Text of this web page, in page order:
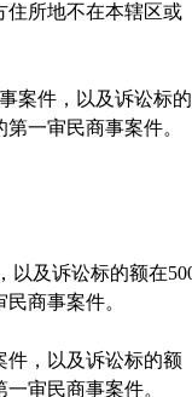
住所地不在本辖区或
案件，以及诉讼标的
一审民商事案件。
以及诉讼标的额在
商事案件。
件，以及诉讼标的额
审民商事案件。